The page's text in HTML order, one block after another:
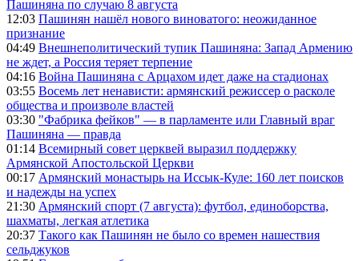
Пашиняна по случаю 8 августа
12:03 Пашинян нашёл нового виноватого: неожиданное
признание
04:49 Внешнеполитический тупик Пашиняна: Запад Армению
не ждет, а Россия теряет терпение
04:16 Война Пашиняна с Арцахом идет даже на стадионах
03:55 Восемь лет ненависти: армянский режиссер о расколе
общества и произволе властей
03:30 "Фабрика фейков" — в парламенте или Главный враг
Пашиняна — правда
01:14 Всемирный совет церквей выразил поддержку
Армянской Апостольской Церкви
00:17 Армянский монастырь на Иссык-Куле: 160 лет поисков
и надежды на успех
21:30 Армянский спорт (7 августа): футбол, единоборства,
шахматы, легкая атлетика
20:37 Такого как Пашинян не было со времен нашествия
сельджуков